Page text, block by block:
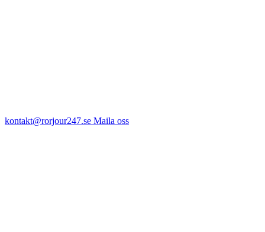
kontakt@rorjour247.se Maila oss